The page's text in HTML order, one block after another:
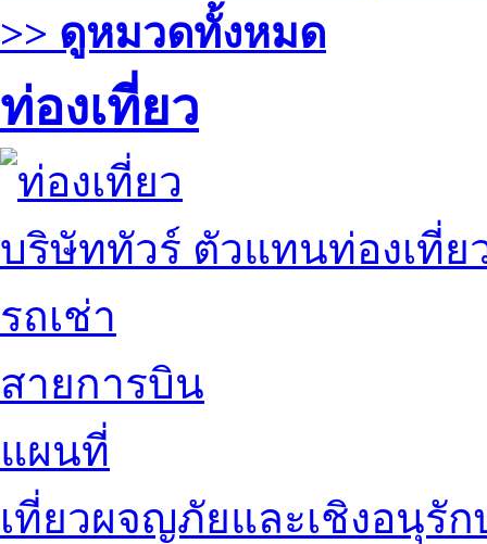
>> ดูหมวดทั้งหมด
ท่องเที่ยว
บริษัททัวร์ ตัวแทนท่องเที่ย
รถเช่า
สายการบิน
แผนที่
เที่ยวผจญภัยและเชิงอนุรัก